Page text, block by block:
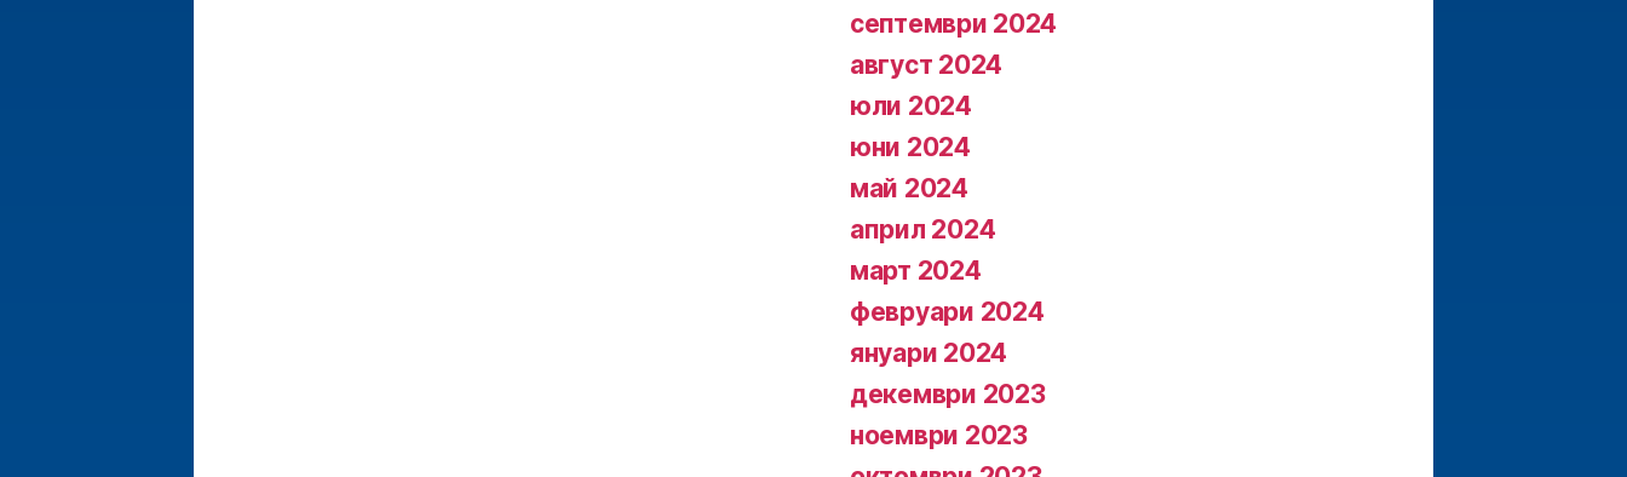
септември 2024
август 2024
юли 2024
юни 2024
май 2024
април 2024
март 2024
февруари 2024
януари 2024
декември 2023
ноември 2023